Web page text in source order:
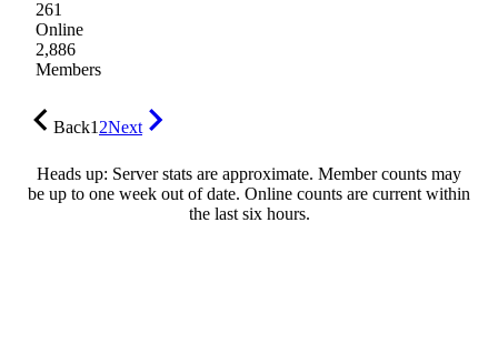
261
Online
2,886
Members
Back12Next
Heads up: Server stats are approximate. Member counts may
be up to one week out of date. Online counts are current within
the last six hours.